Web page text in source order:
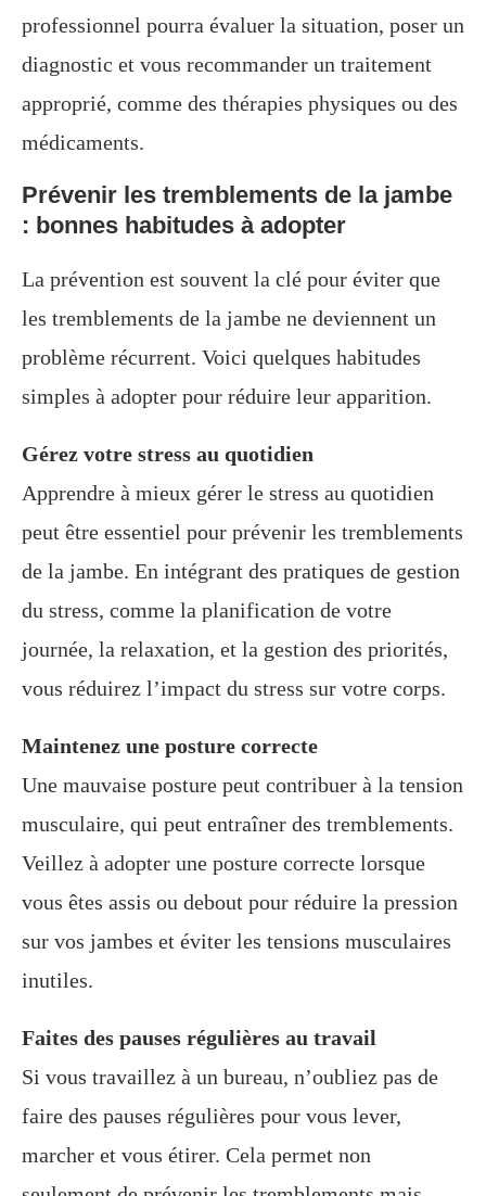
professionnel pourra évaluer la situation, poser un
diagnostic et vous recommander un traitement
approprié, comme des thérapies physiques ou des
médicaments.
Prévenir les tremblements de la jambe
: bonnes habitudes à adopter
La prévention est souvent la clé pour éviter que
les tremblements de la jambe ne deviennent un
problème récurrent. Voici quelques habitudes
simples à adopter pour réduire leur apparition.
Gérez votre stress au quotidien
Apprendre à mieux gérer le stress au quotidien
peut être essentiel pour prévenir les tremblements
de la jambe. En intégrant des pratiques de gestion
du stress, comme la planification de votre
journée, la relaxation, et la gestion des priorités,
vous réduirez l’impact du stress sur votre corps.
Maintenez une posture correcte
Une mauvaise posture peut contribuer à la tension
musculaire, qui peut entraîner des tremblements.
Veillez à adopter une posture correcte lorsque
vous êtes assis ou debout pour réduire la pression
sur vos jambes et éviter les tensions musculaires
inutiles.
Faites des pauses régulières au travail
Si vous travaillez à un bureau, n’oubliez pas de
faire des pauses régulières pour vous lever,
marcher et vous étirer. Cela permet non